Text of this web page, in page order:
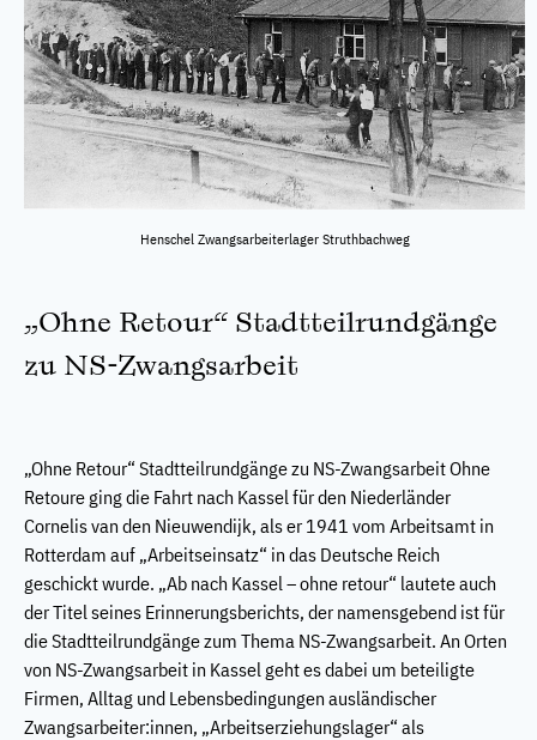
Henschel Zwangsarbeiterlager Struthbachweg
„Ohne Retour“ Stadtteilrundgänge
zu NS-Zwangsarbeit
„Ohne Retour“ Stadtteilrundgänge zu NS-Zwangsarbeit Ohne
Retoure ging die Fahrt nach Kassel für den Niederländer
Cornelis van den Nieuwendijk, als er 1941 vom Arbeitsamt in
Rotterdam auf „Arbeitseinsatz“ in das Deutsche Reich
geschickt wurde. „Ab nach Kassel – ohne retour“ lautete auch
der Titel seines Erinnerungsberichts, der namensgebend ist für
die Stadtteilrundgänge zum Thema NS-Zwangsarbeit. An Orten
von NS-Zwangsarbeit in Kassel geht es dabei um beteiligte
Firmen, Alltag und Lebensbedingungen ausländischer
Zwangsarbeiter:innen, „Arbeitserziehungslager“ als